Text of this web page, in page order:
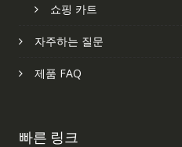
쇼핑 카트
자주하는 질문
제품 FAQ
빠른 링크